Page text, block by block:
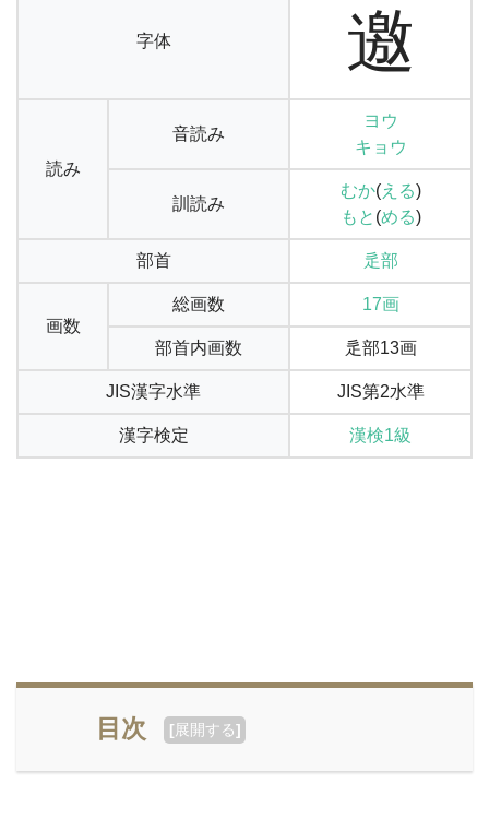
字体 邀
読み
音読み
ヨウ
キョウ
訓読み
むか(える)
もと (める)
部首 辵部
画数
総画数 17画
部首内画数 辵部13画
JIS漢字水準 JIS第2水準
漢字検定 漢検1級
目次 [展開する]